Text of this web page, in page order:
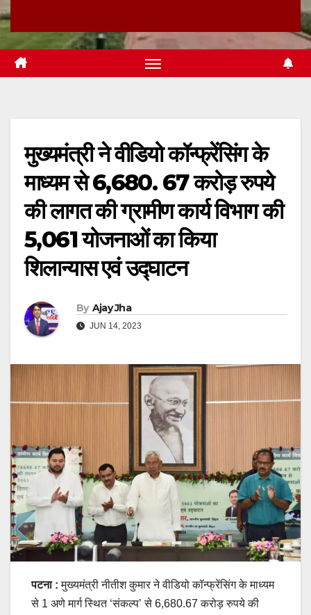
मुख्यमंत्री ने वीडियो कॉन्फ्रेंसिंग के
माध्यम से 6,680. 67 करोड़ रुपये
की लागत की ग्रामीण कार्य विभाग की
5,061 योजनाओं का किया
शिलान्यास एवं उद्घाटन
By Ajay Jha
JUN 14, 2023
पटना :मुख्यमंत्री नीतीश कुमार ने वीडियो कॉन्फ्रेंसिंग के माध्यम
से 1 अणे मार्ग स्थित ‘संकल्प’ से 6,680.67 करोड़ रुपये की